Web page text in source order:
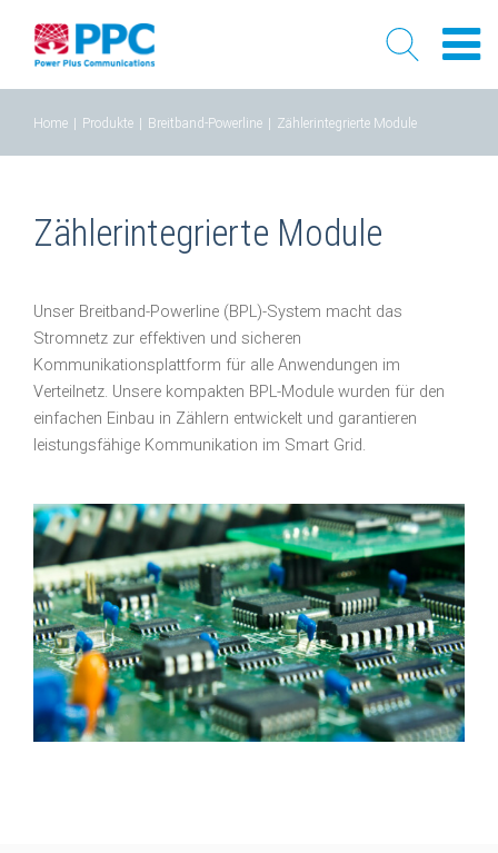
content
Home Produkte Breitband-Powerline Zählerintegrierte Module
Zählerintegrierte Module
Unser Breitband-Powerline (BPL)-System macht das
Stromnetz zur effektiven und sicheren
Kommunikationsplattform für alle Anwendungen im
Verteilnetz. Unsere kompakten BPL-Module wurden für den
einfachen Einbau in Zählern entwickelt und garantieren
leistungsfähige Kommunikation im Smart Grid.